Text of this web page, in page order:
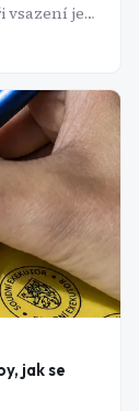
vsazení jen
jak se